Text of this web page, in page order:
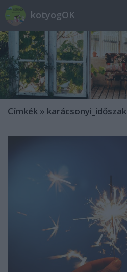
kotyogOK
Címkék » karácsonyi_időszak